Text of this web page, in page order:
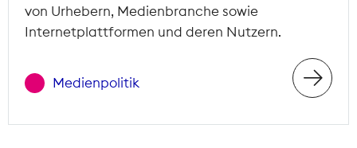
von Urhebern, Medienbranche sowie
Internetplattformen und deren Nutzern.
Medienpolitik